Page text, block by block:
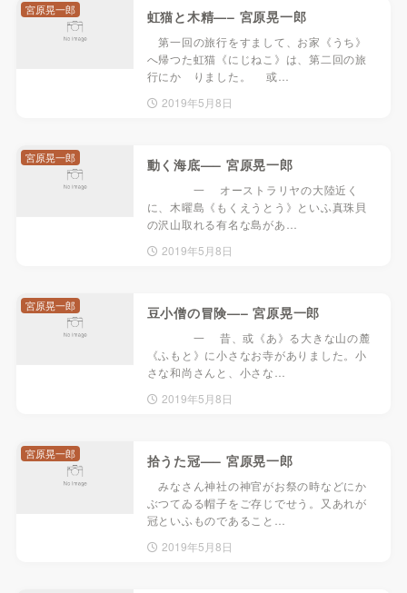
虹猫と木精—– 宮原晃一郎
第一回の旅行をすまして、お家《うち》
へ帰つた虹猫《にじねこ》は、第二回の旅
行にかゝりました。 或…
2019年5月8日
宮原晃一郎
動く海底—– 宮原晃一郎
一 オーストラリヤの大陸近く
に、木曜島《もくえうとう》といふ真珠貝
の沢山取れる有名な島があ…
2019年5月8日
宮原晃一郎
豆小僧の冒険—– 宮原晃一郎
一 昔、或《あ》る大きな山の麓
《ふもと》に小さなお寺がありました。小
さな和尚さんと、小さな…
2019年5月8日
宮原晃一郎
拾うた冠—– 宮原晃一郎
みなさん神社の神官がお祭の時などにか
ぶつてゐる帽子をご存じでせう。又あれが
冠といふものであること…
2019年5月8日
宮原晃一郎